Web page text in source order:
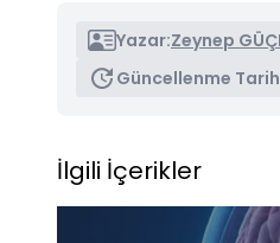
Yazar:Zeynep
Güncellenme
İlgili İçerikler